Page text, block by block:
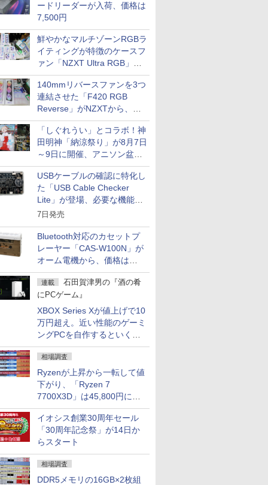
ードリーダーが入荷、価格は
7,500円
鮮やかなマルチゾーンRGBラ
イティングが特徴のケースフ
ァン「NZXT Ultra RGB」が
発売、計8製品
140mmリバースファンを3つ
連結させた「F420 RGB
Reverse」がNZXTから、単
一フレーム採用
「しぐれうい」とコラボ！神
田明神「納涼祭り」が8月7日
～9日に開催、アニソン盆踊
りや屋台グルメなどもあり
USBケーブルの確認に特化し
た「USB Cable Checker
Lite」が登場、必要な機能を
凝縮しコンパクトに
7日発売
Bluetooth対応のカセットプ
レーヤー「CAS-W100N」が
オーム電機から、価格は
5,940円
連載
石田賀津男の『酒の肴
にPCゲーム』
XBOX Series Xが値上げで10
万円超え。近い性能のゲーミ
ングPCを自作するといくら
になる？
相場調査
Ryzenが上昇から一転して値
下がり、「Ryzen 7
7700X3D」は45,800円に急
落し「Ryzen 7 7800X3D」
との価格逆転解消 [8月前半の
CPU価格]
イオシス創業30周年セール
「30周年記念祭」が14日か
らスタート
相場調査
DDR5メモリの16GB×2枚組